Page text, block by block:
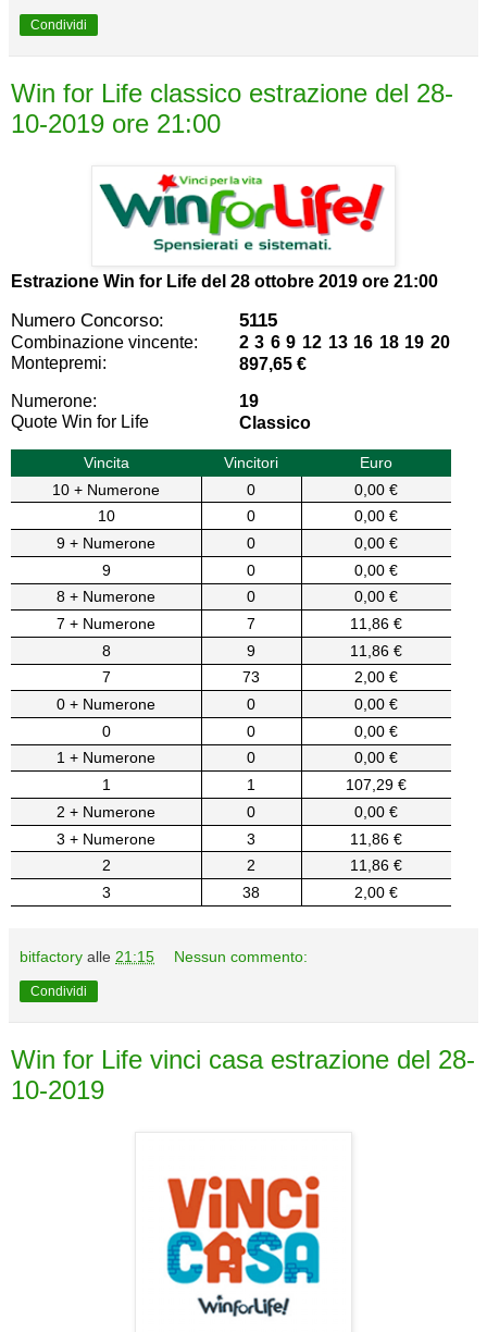
Condividi
Win for Life classico estrazione del 28-
10-2019 ore 21:00
Estrazione Win for Life del 28 ottobre 2019 ore 21:00
Numero Concorso: 5115
Combinazione vincente:
2 3 6 9 12 13 16 18 19 20
Montepremi:
897,65 €
Numerone:
19
Quote Win for Life
Classico
Vincita Vincitori
Euro
10 + Numerone
0
0,00 €
10
0
0,00 €
9 + Numerone
0
0,00 €
9
0
0,00 €
8 + Numerone
0
0,00 €
7 + Numerone
7
11,86 €
8
9
11,86 €
7
73
2,00 €
0 + Numerone
0
0,00 €
0
0
0,00 €
1 + Numerone
0
0,00 €
1
1
107,29 €
2 + Numerone
0
0,00 €
3 + Numerone
3
11,86 €
2
2
11,86 €
3
38 2,00 €
bitfactory alle 21:15 Nessun commento:
Condividi
Win for Life vinci casa estrazione del 28-
10-2019